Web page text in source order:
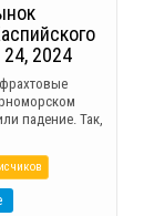
2024
падение. Так,